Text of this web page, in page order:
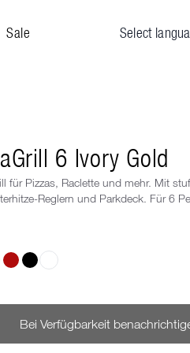
Sale Select
6 Ivory Gold
für Pizzas, Raclette und mehr. Mit
Reglern und Parkdeck. Für 6
Farbe
Bei Verfügbarkeit